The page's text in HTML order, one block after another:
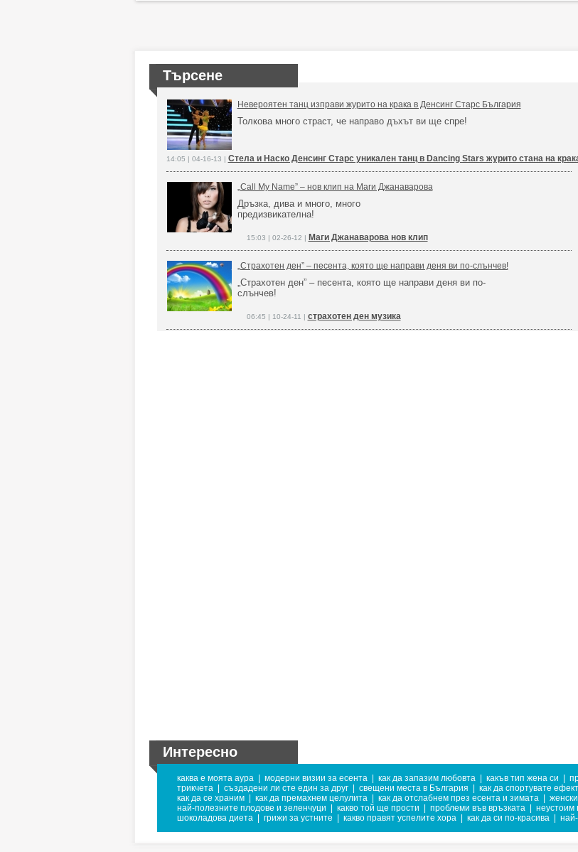
Търсене
Невероятен танц изправи журито на крака в Денсинг Старс България
Толкова много страст, че направо дъхът ви ще спре!
14:05 | 04-16-13 | Стела и Наско Денсинг Старс уникален танц в Dancing Stars журито стана на
„Call My Name” – нов клип на Маги Джанаварова
Дръзка, дива и много, много
предизвикателна!
15:03 | 02-26-12 | Маги Джанаварова нов клип
„Страхотен ден” – песента, която ще направи деня ви по-слънчев!
„Страхотен ден” – песента, която ще направи деня ви по-
слънчев!
06:45 | 10-24-11 | страхотен ден музика
Интересно
каква е моята аура модерни визии за есента как да запазим любовта какъв тип жена си
трикчета
създадени ли сте един за друг свещени места в България как да спортувате
как да се храним
как да премахнем целулита как да отслабнем през есента и зимата
най-полезните плодове и зеленчуци
какво той ще прости проблеми във връзката неустоим
шоколадова диета
грижи за устните какво правят успелите хора как да си по-красива